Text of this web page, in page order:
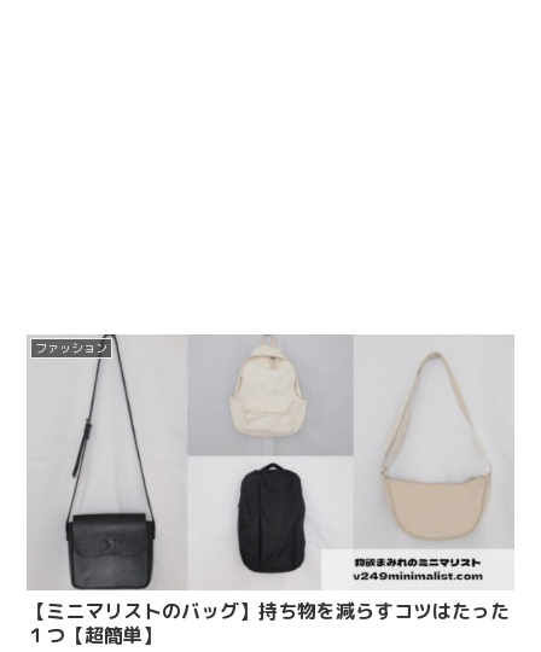
ファッション
【ミニマリストのバッグ】持ち物を減らすコツはたった
１つ【超簡単】